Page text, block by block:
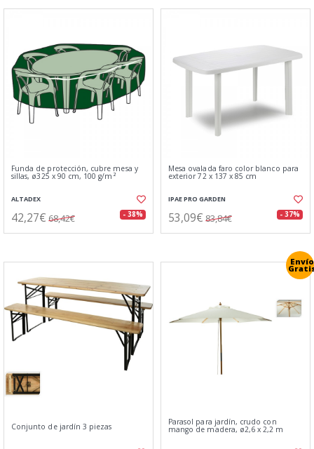
Funda de protección, cubre mesa y
sillas, ø325 x 90 cm, 100 g/m²
ALTADEX
42,27€ 68,42€ - 38%
Mesa ovalada faro color blanco para
exterior 72 x 137 x 85 cm
IPAE PRO GARDEN
53,09€ 83,84€ - 37%
Conjunto de jardín 3 piezas
Envío
Parasol para jardín, crudo con
mango de madera, ø2,6 x 2,2 m